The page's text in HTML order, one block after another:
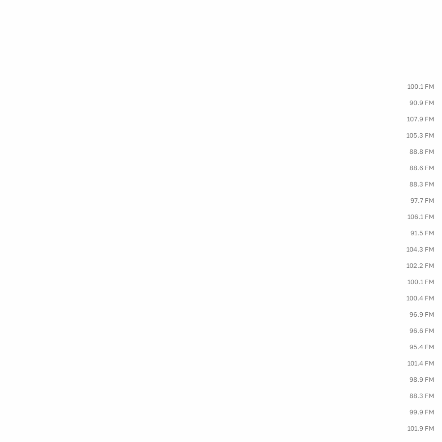
100.1 FM
90.9 FM
107.9 FM
105.3 FM
88.8 FM
88.6 FM
88.3 FM
97.7 FM
106.1 FM
91.5 FM
104.3 FM
102.2 FM
100.1 FM
100.4 FM
96.9 FM
96.6 FM
95.4 FM
101.4 FM
98.9 FM
88.3 FM
99.9 FM
101.9 FM